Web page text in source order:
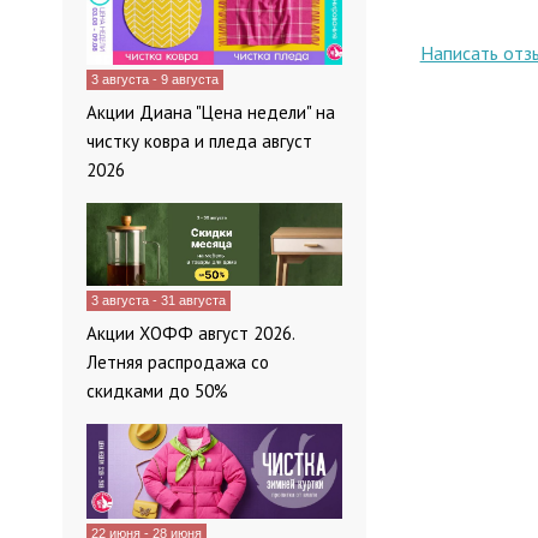
Написать
3 августа - 9 августа
Акции Диана "Цена недели" на
чистку ковра и пледа август
2026
3 августа - 31 августа
Акции ХОФФ август 2026.
Летняя распродажа со
скидками до 50%
22 июня - 28 июня